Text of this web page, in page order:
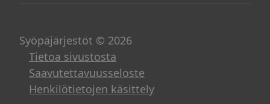
Syöpäjärjestöt © 2026
Tietoa sivustosta
Saavutettavuusseloste
Henkilötietojen käsittely